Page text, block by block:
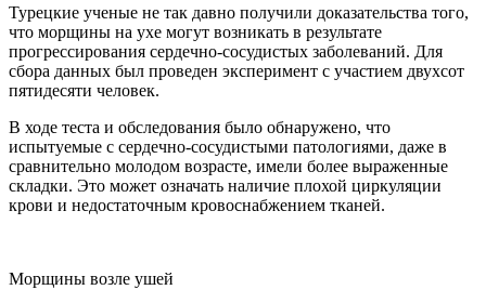
Турецкие ученые не так давно получили доказательства того,
что морщины на ухе могут возникать в результате
прогрессирования сердечно-сосудистых заболеваний. Для
сбора данных был проведен эксперимент с участием двухсот
пятидесяти человек.
В ходе теста и обследования было обнаружено, что
испытуемые с сердечно-сосудистыми патологиями, даже в
сравнительно молодом возрасте, имели более выраженные
складки. Это может означать наличие плохой циркуляции
крови и недостаточным кровоснабжением тканей.
Морщины возле ушей